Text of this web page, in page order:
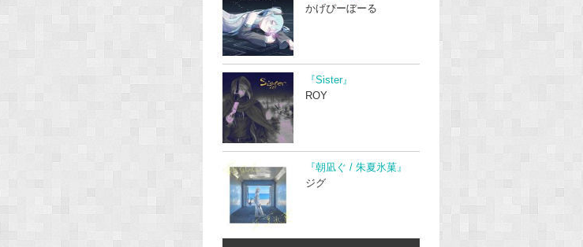
かげぴーぼーる
『Sister』
ROY
『朝凪ぐ / 朱夏氷菓』
ジグ